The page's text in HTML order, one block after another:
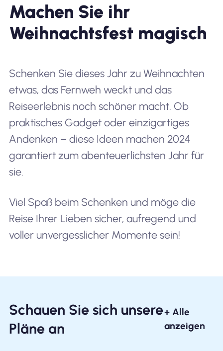
Machen Sie ihr
Weihnachtsfest magisch
Schenken Sie dieses Jahr zu Weihnachten
etwas, das Fernweh weckt und das
Reiseerlebnis noch schöner macht. Ob
praktisches Gadget oder einzigartiges
Andenken – diese Ideen machen 2024
garantiert zum abenteuerlichsten Jahr für
sie.
Viel Spaß beim Schenken und möge die
Reise Ihrer Lieben sicher, aufregend und
voller unvergesslicher Momente sein!
Schauen Sie sich unsere
Pläne an
+ Alle
anzeigen